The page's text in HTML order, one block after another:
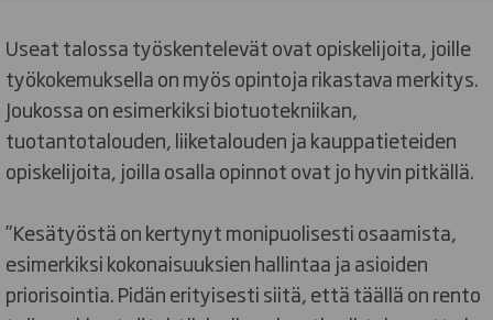
Useat talossa työskentelevät ovat opiskelijoita, joille
työkokemuksella on myös opintoja rikastava merkitys.
Joukossa on esimerkiksi biotuotekniikan,
tuotantotalouden, liiketalouden ja kauppatieteiden
opiskelijoita, joilla osalla opinnot ovat jo hyvin pitkällä.
”Kesätyöstä on kertynyt monipuolisesti osaamista,
esimerkiksi kokonaisuuksien hallintaa ja asioiden
priorisointia. Pidän erityisesti siitä, että täällä on rento